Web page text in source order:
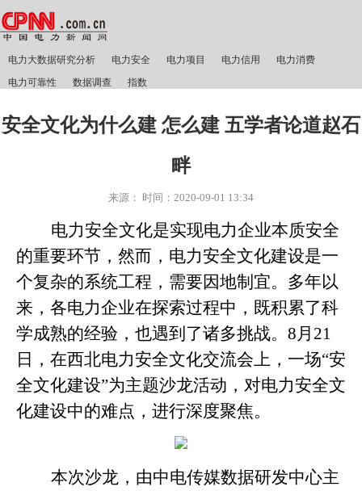
电力大数据研究分析 电力安全 电力项目 电力信用
电力消费
电力可靠性
数据调查 指数
安全文化为什么建 怎么建 五学者论道赵石
畔
来源： 时间： 2020-09-01 13:34
电力安全文化是实现电力企业本质安全
的重要环节，然而，电力安全文化建设是一
个复杂的系统工程，需要因地制宜。多年以
来，各电力企业在探索过程中，既积累了科
学成熟的经验，也遇到了诸多挑战。8月21
日，在西北电力安全文化交流会上，一场“安
全文化建设”为主题沙龙活动，对电力安全文
化建设中的难点，进行深度聚焦。
本次沙龙，由中电传媒数据研发中心主